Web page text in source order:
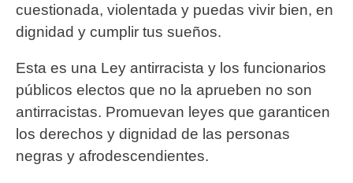
cuestionada, violentada y puedas vivir bien, en
dignidad y cumplir tus sueños.
Esta es una Ley antirracista y los funcionarios
públicos electos que no la aprueben no son
antirracistas. Promuevan leyes que garanticen
los derechos y dignidad de las personas
negras y afrodescendientes.